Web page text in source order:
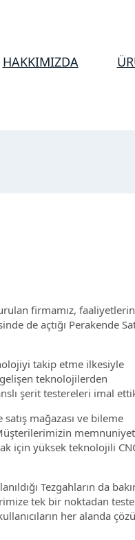
HAKKIMIZDA
firmamız,
de açtığı Perakende
takip etme ilkesiyle
teknolojilerden
şerit testereleri imal
mağazası ve bileme
için yüksek teknolojili
Tezgahların da
tek bir noktadan
her alanda